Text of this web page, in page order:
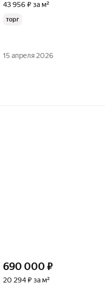
43 956 ₽ за м²
торг
15 апреля 2026
690 000 ₽
20 294 ₽ за м²